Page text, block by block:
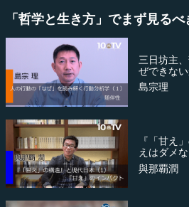
「哲学と生き方」でまず見る
三日坊主
ぜできな
島宗理
『「甘え
えはダメ
與那覇潤